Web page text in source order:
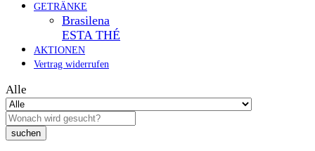
GETRÄNKE
Brasilena
ESTA THÉ
AKTIONEN
Vertrag widerrufen
Alle
suchen